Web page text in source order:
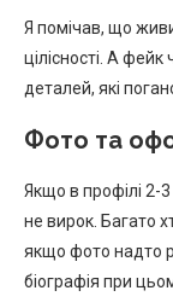
Я помічав, що
цілісності. А
деталей, які
Фото та
Якщо в профілі 2-
не вирок. Багато
якщо фото надто
біографія при